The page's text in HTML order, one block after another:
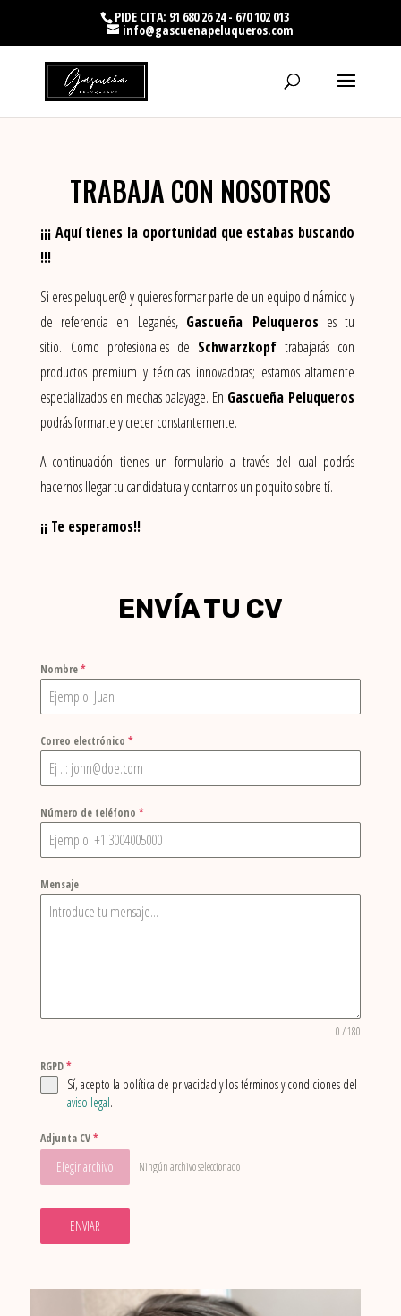
PIDE CITA: 91 680 26 24 - 670 102 013
info@gascuenapeluqueros.com
TRABAJA CON NOSOTROS
¡¡¡ Aquí tienes la oportunidad que estabas buscando
!!!
Si eres peluquer@ y quieres formar parte de un equipo dinámico y
de referencia en Leganés, Gascueña Peluqueros es tu
sitio. Como profesionales de Schwarzkopf trabajarás con
productos premium y técnicas innovadoras; estamos altamente
especializados en mechas balayage. En Gascueña Peluqueros
podrás formarte y crecer constantemente.
A continuación tienes un formulario a través del cual podrás
hacernos llegar tu candidatura y contarnos un poquito sobre tí.
¡¡ Te esperamos!!
ENVÍA TU CV
Nombre*
Correo electrónico *
Número de teléfono *
Mensaje
0 / 180
RGPD*
Sí, acepto la política de privacidad y los términos y condiciones del
aviso legal.
Adjunta CV*
Elegir archivo Ningún archivo seleccionado
ENVIAR